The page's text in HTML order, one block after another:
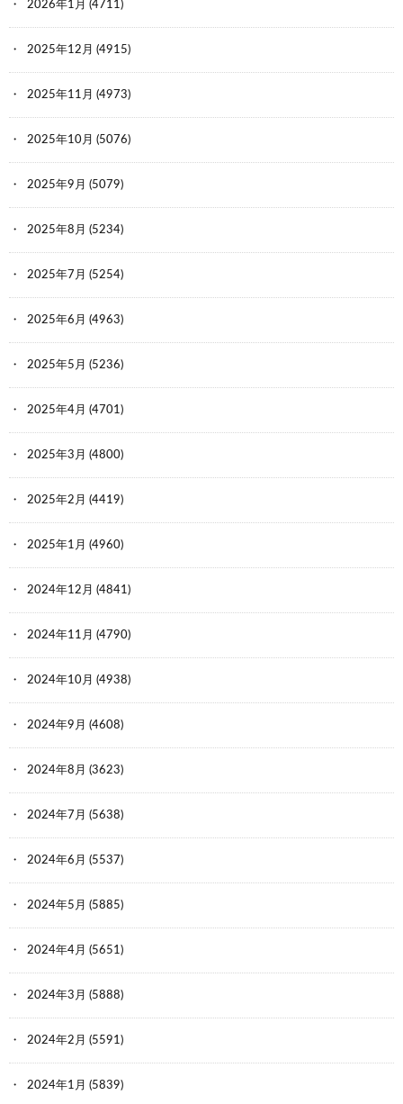
2026年1月 (4711)
2025年12月 (4915)
2025年11月 (4973)
2025年10月 (5076)
2025年9月 (5079)
2025年8月 (5234)
2025年7月 (5254)
2025年6月 (4963)
2025年5月 (5236)
2025年4月 (4701)
2025年3月 (4800)
2025年2月 (4419)
2025年1月 (4960)
2024年12月 (4841)
2024年11月 (4790)
2024年10月 (4938)
2024年9月 (4608)
2024年8月 (3623)
2024年7月 (5638)
2024年6月 (5537)
2024年5月 (5885)
2024年4月 (5651)
2024年3月 (5888)
2024年2月 (5591)
2024年1月 (5839)